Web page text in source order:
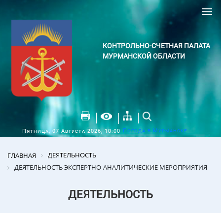
КОНТРОЛЬНО-СЧЕТНАЯ ПАЛАТА
МУРМАНСКОЙ ОБЛАСТИ
Пятница, 07 Августа 2026, 10:00 Погода в Мурманске
ГЛАВНАЯ
ДЕЯТЕЛЬНОСТЬ
ДЕЯТЕЛЬНОСТЬ ЭКСПЕРТНО-АНАЛИТИЧЕСКИЕ МЕРОПРИЯТИЯ
ДЕЯТЕЛЬНОСТЬ